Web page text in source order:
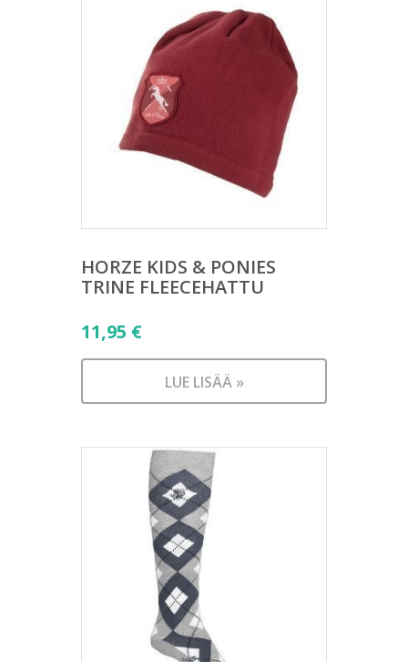
HORZE KIDS & PONIES
TRINE FLEECEHATTU
11,95 €
LUE LISÄÄ »